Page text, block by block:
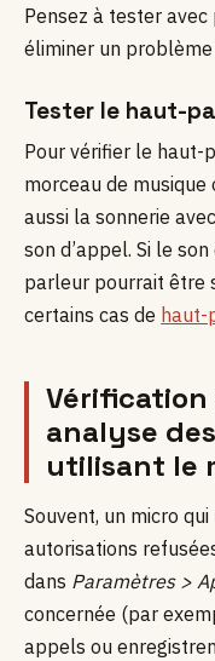
Pensez à tester
éliminer un
Tester le haut-
Pour vérifier le haut-
morceau de musique
aussi la sonnerie
son d’appel. Si le
parleur pourrait être
certains cas de haut-
Vérification
analyse
utilisant le
Souvent, un micro
autorisations
dans Paramètres >
concernée (par
appels ou